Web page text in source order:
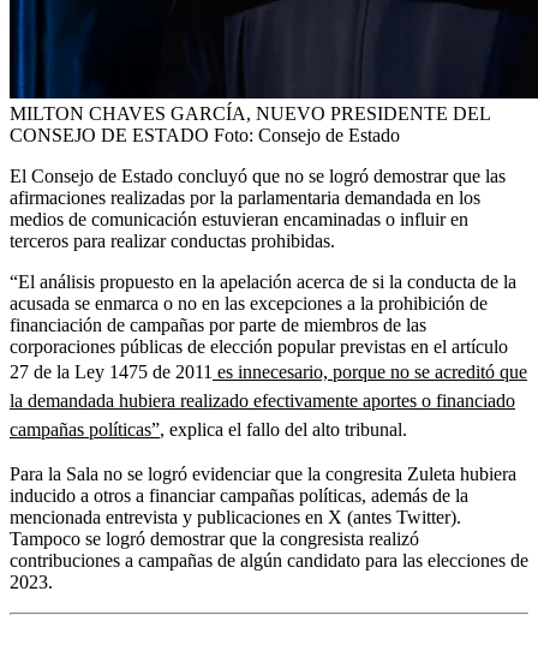
MILTON CHAVES GARCÍA, NUEVO PRESIDENTE DEL
CONSEJO DE ESTADO Foto: Consejo de Estado
El Consejo de Estado concluyó que no se logró demostrar que las
afirmaciones realizadas por la parlamentaria demandada en los
medios de comunicación estuvieran encaminadas o influir en
terceros para realizar conductas prohibidas.
“El análisis propuesto en la apelación acerca de si la conducta de la
acusada se enmarca o no en las excepciones a la prohibición de
financiación de campañas por parte de miembros de las
corporaciones públicas de elección popular previstas en el artículo
27 de la Ley 1475 de 2011 es innecesario, porque no se acreditó que
la demandada hubiera realizado efectivamente aportes o financiado
campañas políticas”, explica el fallo del alto tribunal.
Para la Sala no se logró evidenciar que la congresita Zuleta hubiera
inducido a otros a financiar campañas políticas, además de la
mencionada entrevista y publicaciones en X (antes Twitter).
Tampoco se logró demostrar que la congresista realizó
contribuciones a campañas de algún candidato para las elecciones de
2023.